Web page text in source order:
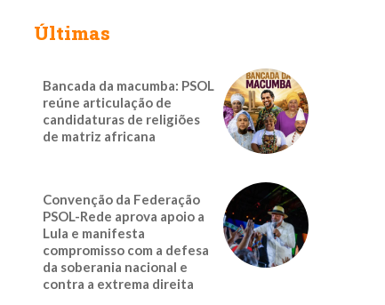
Últimas
Bancada da macumba: PSOL
reúne articulação de
candidaturas de religiões
de matriz africana
Convenção da Federação
PSOL-Rede aprova apoio a
Lula e manifesta
compromisso com a defesa
da soberania nacional e
contra a extrema direita